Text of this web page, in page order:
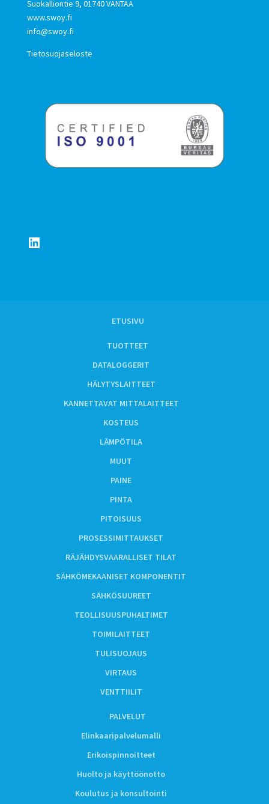
Suokalliontie 9, 01740 VANTAA
www.swoy.fi
info@swoy.fi
Tietosuojaseloste
LinkedIn
ETUSIVU
TUOTTEET
DATALOGGERIT
HÄLYTYSLAITTEET
KANNETTAVAT MITTALAITTEET
KOSTEUS
LÄMPÖTILA
MUUT
PAINE
PINTA
PITOISUUS
PROSESSIMITTAUKSET
RÄJÄHDYSVAARALLISET TILAT
SÄHKÖMEKAANISET KOMPONENTIT
SÄHKÖSUUREET
TEOLLISUUSPUHALTIMET
TOIMILAITTEET
TULISUOJAUS
VIRTAUS
VENTTIILIT
PALVELUT
Elinkaaripalvelumalli
Erikoispinnoitteet
Huolto ja käyttöönotto
Koulutus ja konsultointi